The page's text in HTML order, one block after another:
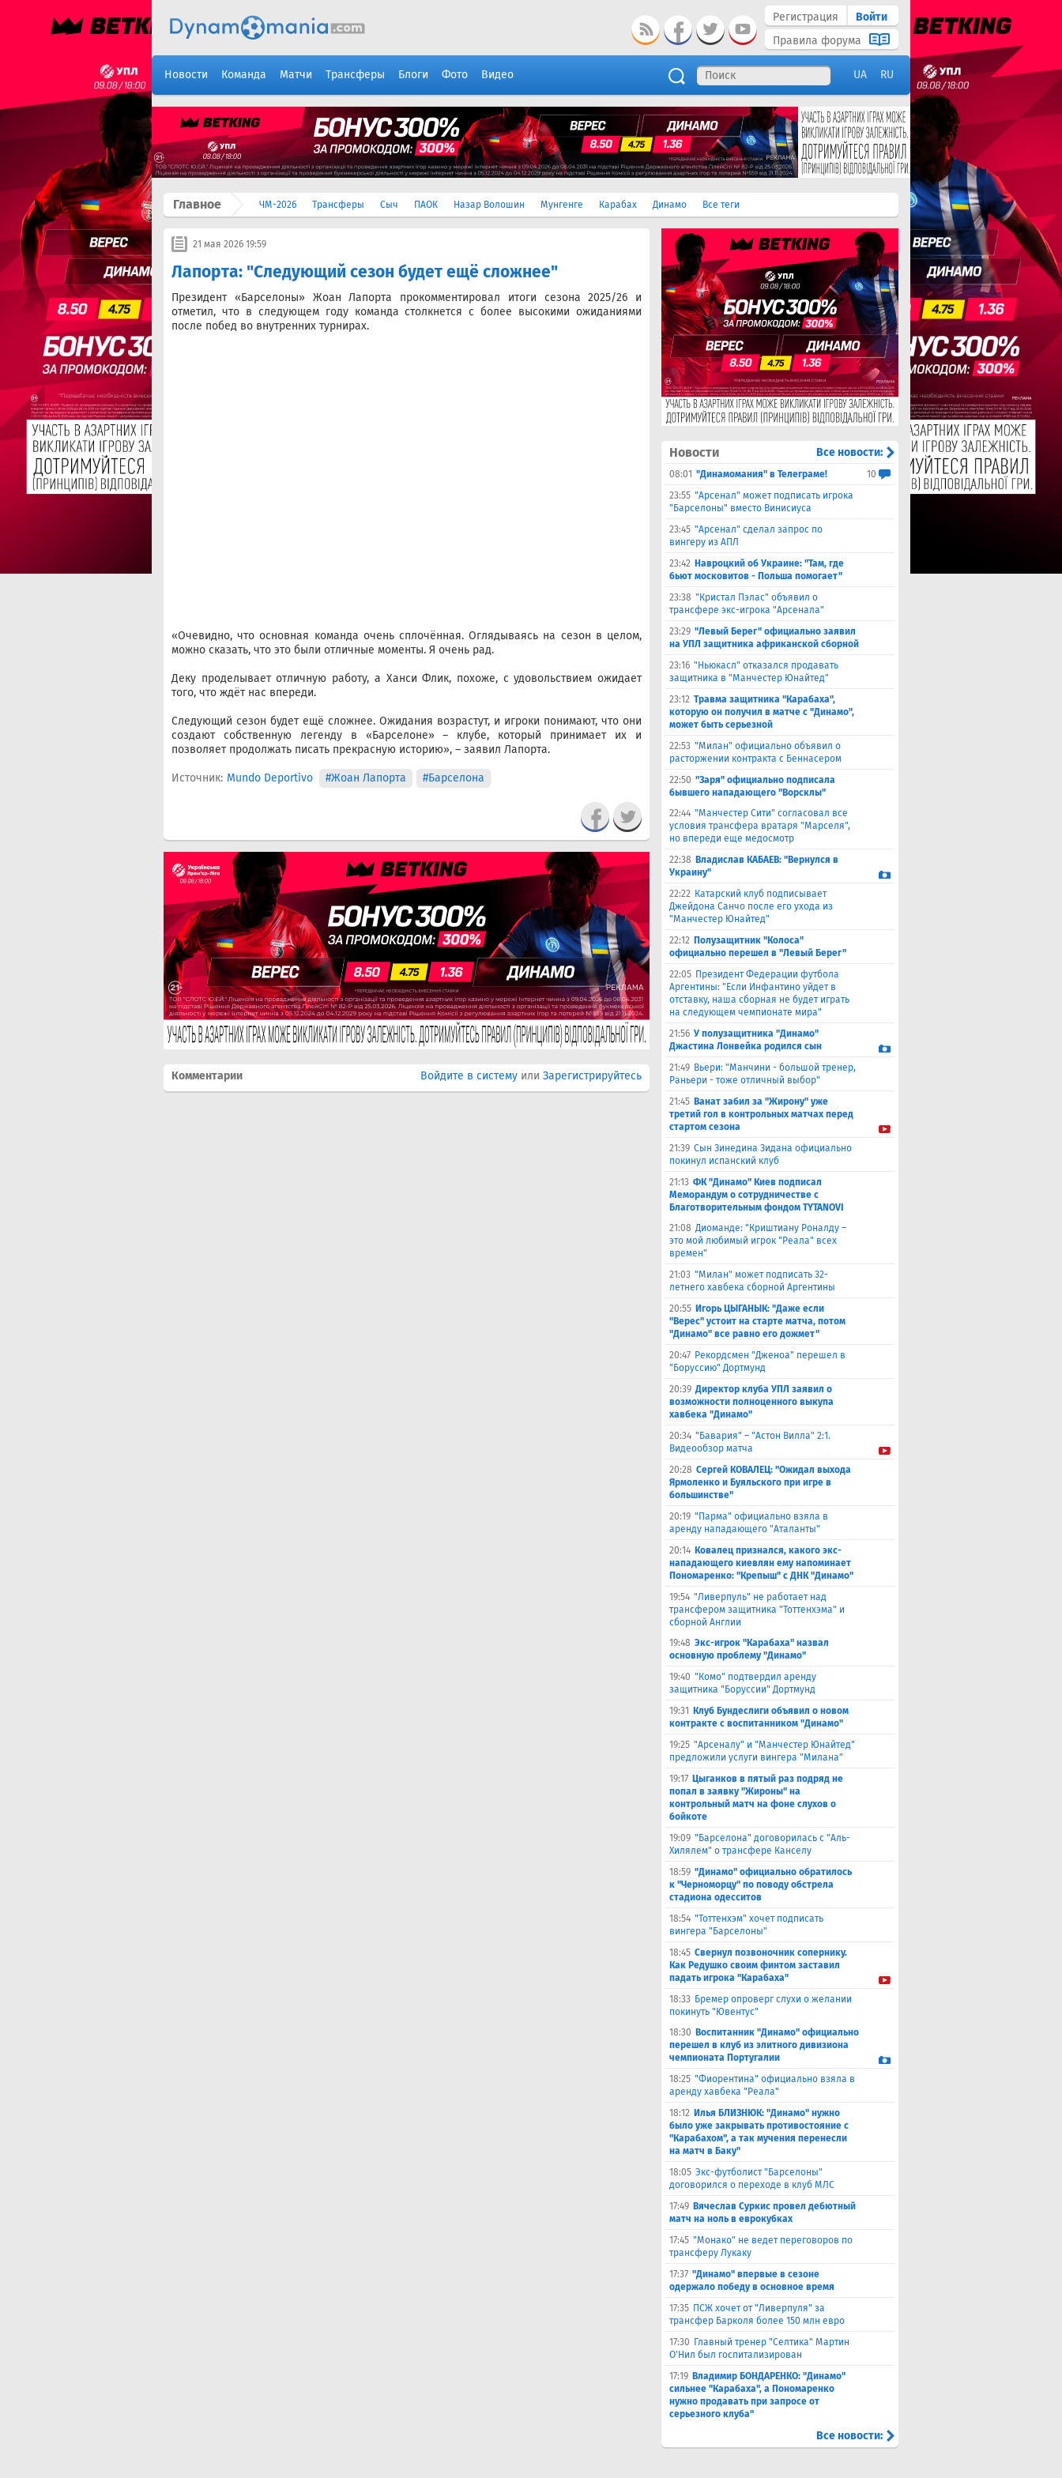
Регистрация
Войти
Правила форума
Новости Команда Матчи Трансферы Блоги Фото Видео UA RU
Главное ЧМ-2026 Трансферы Сыч ПАОК Назар Волошин Мунгенге Карабах Динамо Все теги
21 мая 2026 19:59
Лапорта: "Следующий сезон будет ещё сложнее"
Президент «Барселоны» Жоан Лапорта прокомментировал итоги сезона 2025/26 и
отметил, что в следующем году команда столкнется с более высокими ожиданиями
после побед во внутренних турнирах.
«Очевидно, что основная команда очень сплочённая. Оглядываясь на сезон в целом,
можно сказать, что это были отличные моменты. Я очень рад.
Деку проделывает отличную работу, а Ханси Флик, похоже, с удовольствием ожидает
того, что ждёт нас впереди.
Следующий сезон будет ещё сложнее. Ожидания возрастут, и игроки понимают, что они
создают собственную легенду в «Барселоне» – клубе, который принимает их и
позволяет продолжать писать прекрасную историю», – заявил Лапорта.
Источник: Mundo Deportivo #Жоан Лапорта #Барселона
Комментарии Войдите в систему или Зарегистрируйтесь
Новости Все новости:
08:01 "Динамомания" в Телеграме!
10
23:55 "Арсенал" может подписать игрока
"Барселоны" вместо Винисиуса
23:45 "Арсенал" сделал запрос по
вингеру из АПЛ
23:42 Навроцкий об Украине: "Там, где
бьют московитов - Польша помогает"
23:38 "Кристал Пэлас" объявил о
трансфере экс-игрока "Арсенала"
23:29 "Левый Берег" официально заявил
на УПЛ защитника африканской сборной
23:16 "Ньюкасл" отказался продавать
защитника в "Манчестер Юнайтед"
23:12 Травма защитника "Карабаха",
которую он получил в матче с "Динамо",
может быть серьезной
22:53 "Милан" официально объявил о
расторжении контракта с Беннасером
22:50 "Заря" официально подписала
бывшего нападающего "Ворсклы"
22:44 "Манчестер Сити" согласовал все
условия трансфера вратаря "Марселя",
но впереди еще медосмотр
22:38 Владислав КАБАЕВ: "Вернулся в
Украину"
22:22 Катарский клуб подписывает
Джейдона Санчо после его ухода из
"Манчестер Юнайтед"
22:12 Полузащитник "Колоса"
официально перешел в "Левый Берег"
22:05 Президент Федерации футбола
Аргентины: "Если Инфантино уйдет в
отставку, наша сборная не будет играть
на следующем чемпионате мира"
21:56 У полузащитника "Динамо"
Джастина Лонвейка родился сын
21:49 Вьери: "Манчини - большой тренер,
Раньери - тоже отличный выбор"
21:45 Ванат забил за "Жирону" уже
третий гол в контрольных матчах перед
стартом сезона
21:39 Сын Зинедина Зидана официально
покинул испанский клуб
21:13 ФК "Динамо" Киев подписал
Меморандум о сотрудничестве с
Благотворительным фондом TYTANOVI
21:08 Диоманде: "Криштиану Роналду –
это мой любимый игрок "Реала" всех
времен"
21:03 "Милан" может подписать 32-
летнего хавбека сборной Аргентины
20:55 Игорь ЦЫГАНЫК: "Даже если
"Верес" устоит на старте матча, потом
"Динамо" все равно его дожмет"
20:47 Рекордсмен "Дженоа" перешел в
"Боруссию" Дортмунд
20:39 Директор клуба УПЛ заявил о
возможности полноценного выкупа
хавбека "Динамо"
20:34 "Бавария" – "Астон Вилла" 2:1.
Видеообзор матча
20:28 Сергей КОВАЛЕЦ: "Ожидал выхода
Ярмоленко и Буяльского при игре в
большинстве"
20:19 "Парма" официально взяла в
аренду нападающего "Аталанты"
20:14 Ковалец признался, какого экс-
нападающего киевлян ему напоминает
Пономаренко: "Крепыш" с ДНК "Динамо"
19:54 "Ливерпуль" не работает над
трансфером защитника "Тоттенхэма" и
сборной Англии
19:48 Экс-игрок "Карабаха" назвал
основную проблему "Динамо"
19:40 "Комо" подтвердил аренду
защитника "Боруссии" Дортмунд
19:31
Клуб Бундеслиги объявил о новом
контракте с воспитанником "Динамо"
19:25 "Арсеналу" и "Манчестер Юнайтед"
предложили услуги вингера "Милана"
19:17 Цыганков в пятый раз подряд не
попал в заявку "Жироны" на
контрольный матч на фоне слухов о
бойкоте
19:09 "Барселона" договорилась с "Аль-
Хилялем" о трансфере Канселу
18:59 "Динамо" официально обратилось
к "Черноморцу" по поводу обстрела
стадиона одесситов
18:54 "Тоттенхэм" хочет подписать
вингера "Барселоны"
18:45 Свернул позвоночник сопернику.
Как Редушко своим финтом заставил
падать игрока "Карабаха"
18:33 Бремер опроверг слухи о желании
покинуть "Ювентус"
18:30 Воспитанник "Динамо" официально
перешел в клуб из элитного дивизиона
чемпионата Португалии
18:25 "Фиорентина" официально взяла в
аренду хавбека "Реала"
18:12 Илья БЛИЗНЮК: "Динамо" нужно
было уже закрывать противостояние с
"Карабахом", а так мучения перенесли
на матч в Баку"
18:05 Экс-футболист "Барселоны"
договорился о переходе в клуб МЛС
17:49 Вячеслав Суркис провел дебютный
матч на ноль в еврокубках
17:45 "Монако" не ведет переговоров по
трансферу Лукаку
17:37 "Динамо" впервые в сезоне
одержало победу в основное время
17:35 ПСЖ хочет от "Ливерпуля" за
трансфер Барколя более 150 млн евро
17:30 Главный тренер "Селтика" Мартин
О'Нил был госпитализирован
17:19 Владимир БОНДАРЕНКО: "Динамо"
сильнее "Карабаха", а Пономаренко
нужно продавать при запросе от
серьезного клуба"
Все новости: